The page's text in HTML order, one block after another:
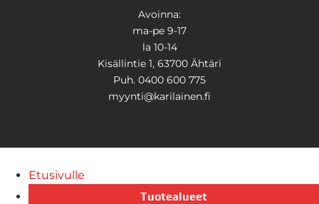
Avoinna:
ma-pe 9-17
la 10-14
Kisällintie 1, 63700 Ähtäri
Puh. 0400 600 775
myynti@karilainen.fi
Etusivulle
Tuotealueet